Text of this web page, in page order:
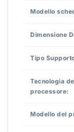
Modello
Dimensione
Tipo
Tecnologia
processore:
Modello del